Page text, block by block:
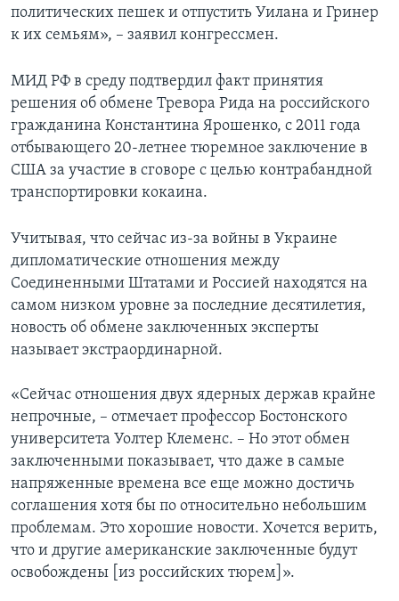
политических пешек и отпустить Уилана и Гринер
к их семьям», – заявил конгрессмен.
МИД РФ в среду подтвердил факт принятия
решения об обмене Тревора Рида на российского
гражданина Константина Ярошенко, с 2011 года
отбывающего 20-летнее тюремное заключение в
США за участие в сговоре с целью контрабандной
транспортировки кокаина.
Учитывая, что сейчас из-за войны в Украине
дипломатические отношения между
Соединенными Штатами и Россией находятся на
самом низком уровне за последние десятилетия,
новость об обмене заключенных эксперты
называет экстраординарной.
«Сейчас отношения двух ядерных держав крайне
непрочные, – отмечает профессор Бостонского
университета Уолтер Клеменс. – Но этот обмен
заключенными показывает, что даже в самые
напряженные времена все еще можно достичь
соглашения хотя бы по относительно небольшим
проблемам. Это хорошие новости. Хочется верить,
что и другие американские заключенные будут
освобождены [из российских тюрем]».